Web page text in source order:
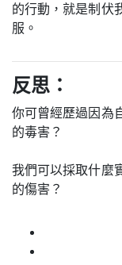
的行動，就是制伏
服。
反思：
你可曾經歷過因為
的毒害？
我們可以採取什麼
的傷害？